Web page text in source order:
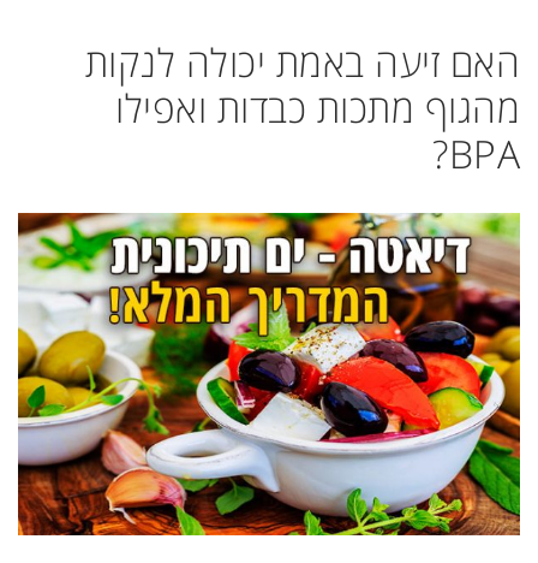
האם זיעה באמת יכולה לנקות
מהגוף מתכות כבדות ואפילו
BPA?